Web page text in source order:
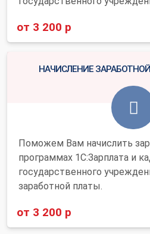
от 3 200 р
НАЧИСЛЕНИЕ
Поможем Вам начислить
программах 1С:Зарплата и
государственного
заработной платы.
от 3 200 р